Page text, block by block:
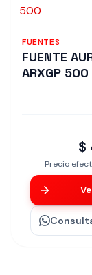
FUENTES
FUENTE
ARXGP 500
$
Precio